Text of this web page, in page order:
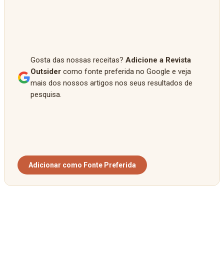
Gosta das nossas receitas? Adicione a Revista
Outsider como fonte preferida no Google e veja
mais dos nossos artigos nos seus resultados de
pesquisa.
Adicionar como Fonte Preferida